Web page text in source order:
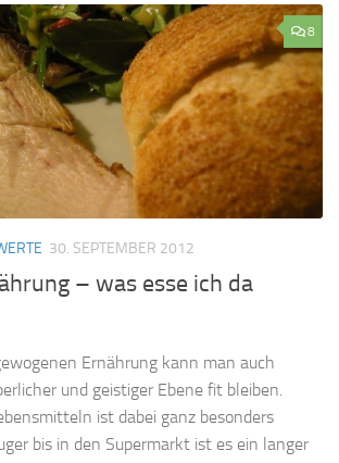
8
30. SEPTEMBER 2012
– was esse ich da
Ernährung kann man auch
und geistiger Ebene fit bleiben.
ist dabei ganz besonders
bis in den Supermarkt ist es ein langer